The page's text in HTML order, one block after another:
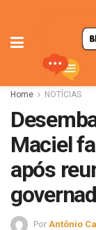
Home NOTÍCIAS
Maciel
após
Por Antônio